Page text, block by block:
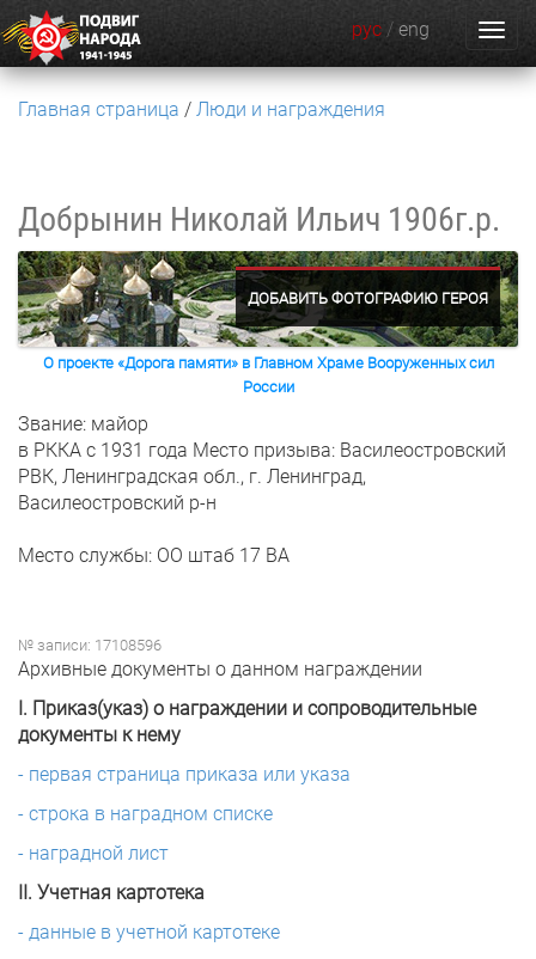
рус / eng
Главная страница Люди и награждения
Добрынин Николай Ильич 1906г.р.
ДОБАВИТЬ ФОТОГРАФИЮ ГЕРОЯ
О проекте «Дорога памяти» в Главном Храме Вооруженных сил
России
Звание: майор
в РККА с 1931 года Место призыва: Василеостровский
РВК, Ленинградская обл., г. Ленинград,
Василеостровский р-н
Место службы: ОО штаб 17 ВА
№ записи: 17108596
Архивные документы о данном награждении
I. Приказ(указ) о награждении и сопроводительные
документы к нему
- первая страница приказа или указа
- строка в наградном списке
- наградной лист
II. Учетная картотека
- данные в учетной картотеке